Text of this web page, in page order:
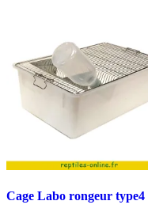
Cage Labo rongeur type4